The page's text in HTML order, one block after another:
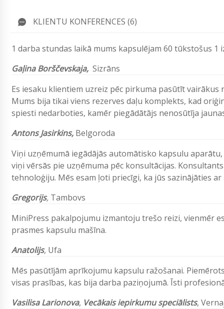
KLIENTU KONFERENCES (6)
1 darba stundas laikā mums kapsulējam 60 tūkstošus
Gaļina Borščevskaja, Sizrāns
Es iesaku klientiem uzreiz pēc pirkuma pasūtīt
Mums bija tikai viens rezerves daļu komplekts, kad
spiesti nedarboties, kamēr piegādātājs nenosūtīja
Antons Jasirkins, Belgoroda
Viņi uzņēmumā iegādājās automātisko kapsulu
viņi vērsās pie uzņēmuma pēc konsultācijas.
tehnoloģiju. Mēs esam ļoti priecīgi, ka jūs sazinājāties ar
Gregorijs, Tambovs
MiniPress pakalpojumu izmantoju trešo reizi, vienmēr
prasmes kapsulu mašīna.
Anatolijs, Ufa
Mēs pasūtījām aprīkojumu kapsulu ražošanai.
visas prasības, kas bija darba paziņojumā. Īsti
Vasilisa Larionova, Vecākais iepirkumu speciālists,